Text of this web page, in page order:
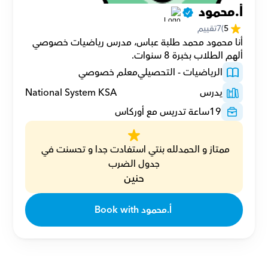
أ.محمود
5
(
7تقييم
ألهم الطلاب بخبرة 8 سنوات.
الرياضيات - التحصيليمعلم خصوصي
يدرس
National System KSA
19ساعة تدريس مع أوركاس
جدول الضرب
حنين
Book with أ.محمود